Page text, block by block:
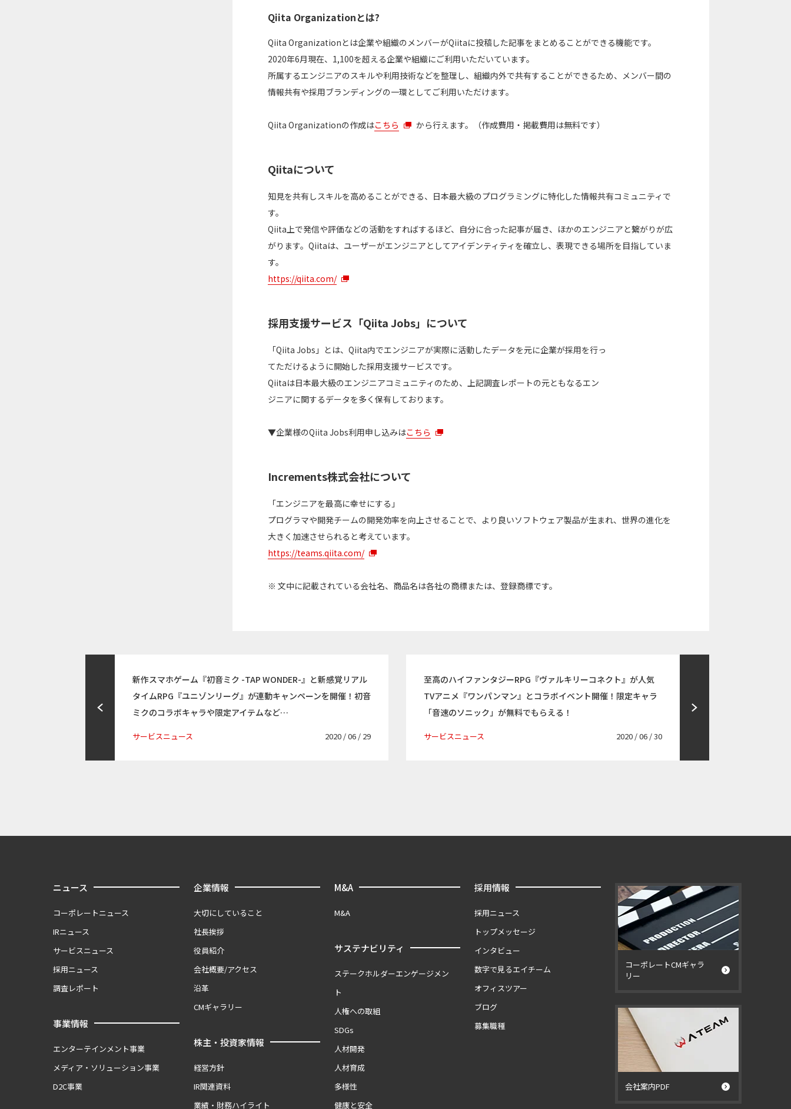
Qiita Organizationとは?
Qiita Organizationとは企業や組織のメンバーがQiitaに投稿した記事をまとめることができる機能です。
2020年6月現在、1,100を超える企業や組織にご利用いただいています。
所属するエンジニアのスキルや利用技術などを整理し、組織内外で共有することができるため、メンバー間の
情報共有や採用ブランディングの一環としてご利用いただけます。
Qiita Organizationの作成はこちら から行えます。（作成費用・掲載費用は無料です）
Qiitaについて
知見を共有しスキルを高めることができる、日本最大級のプログラミングに特化した情報共有コミュニティで
す。
Qiita上で発信や評価などの活動をすればするほど、自分に合った記事が届き、ほかのエンジニアと繋がりが広
がります。Qiitaは、ユーザーがエンジニアとしてアイデンティティを確立し、表現できる場所を目指していま
す。
https://qiita.com/
採用支援サービス「Qiita Jobs」について
「Qiita Jobs」とは、Qiita内でエンジニアが実際に活動したデータを元に企業が採用を行っ
てただけるように開始した採用支援サービスです。
Qiitaは日本最大級のエンジニアコミュニティのため、上記調査レポートの元ともなるエン
ジニアに関するデータを多く保有しております。
▼企業様のQiita Jobs利用申し込みはこちら
Increments株式会社について
「エンジニアを最高に幸せにする」
プログラマや開発チームの開発効率を向上させることで、より良いソフトウェア製品が生まれ、世界の進化を
大きく加速させられると考えています。
https://teams.qiita.com/
※ 文中に記載されている会社名、商品名は各社の商標または、登録商標です。
新作スマホゲーム『初音ミク -TAP WONDER-』と新感覚リアル
タイムRPG『ユニゾンリーグ』が連動キャンペーンを開催！初音
ミクのコラボキャラや限定アイテムなど…
サービスニュース 2020 / 06 / 29
至高のハイファンタジーRPG『ヴァルキリーコネクト』が人気
TVアニメ『ワンパンマン』とコラボイベント開催！限定キャラ
「音速のソニック」が無料でもらえる！
サービスニュース 2020 / 06 / 30
ニュース
コーポレートニュース
IRニュース
サービスニュース
採用ニュース
調査レポート
事業情報
エンターテインメント事業
メディア・ソリューション事業
D2C事業
企業情報
大切にしていること
社長挨拶
役員紹介
会社概要/アクセス
沿革
CMギャラリー
株主・投資家情報
経営方針
IR関連資料
業績・財務ハイライト
M&A
M&A
サステナビリティ
ステークホルダーエンゲージメン
ト
人権への取組
SDGs
人材開発
人材育成
多様性
健康と安全
採用情報
採用ニュース
トップメッセージ
インタビュー
数字で見るエイチーム
オフィスツアー
ブログ
募集職種
コーポレートCMギャラ
リー
会社案内PDF